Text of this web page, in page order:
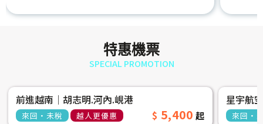
特惠機票
SPECIAL PROMOTION
前進越南│胡志明.河內.峴港
來回‧未稅 越人更優惠 5,400
星宇航
來回‧